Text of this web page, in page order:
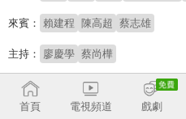
來賓： 賴建程 陳高超 蔡志雄
主持： 廖慶學 蔡尚樺
收回
首頁
電視頻道 戲劇